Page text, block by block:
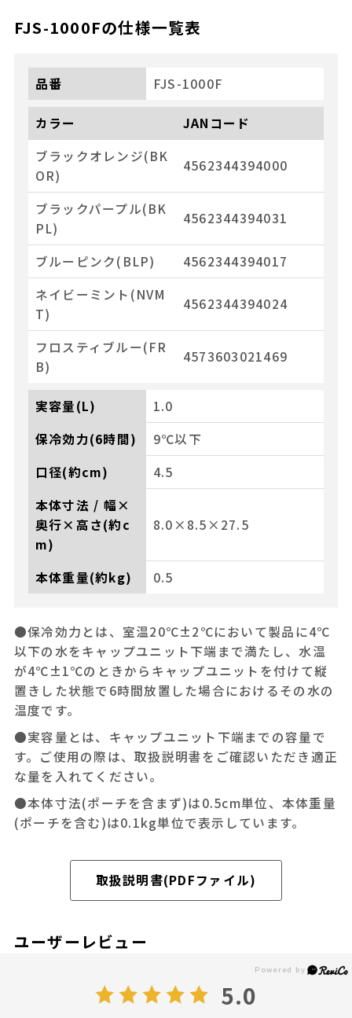
FJS-1000Fの仕様一覧表
品番 FJS-1000F
カラー
JANコード
ブラックオレンジ(BK
OR)
4562344394000
ブラックパープル(BK
PL)
4562344394031
ブルーピンク(BLP)
4562344394017
ネイビーミント(NVM
T)
4562344394024
フロスティブルー(FR
B)
4573603021469
実容量(L)
1.0
保冷効力(6時間)
9℃以下
口径(約cm)
4.5
本体寸法 / 幅×
奥行×高さ(約c
m)
8.0×8.5×27.5
本体重量(約kg) 0.5
●保冷効力とは、室温20℃±2℃において製品に4℃
以下の水をキャップユニット下端まで満たし、水温
が4℃±1℃のときからキャップユニットを付けて縦
置きした状態で6時間放置した場合におけるその水の
温度です。
●実容量とは、キャップユニット下端までの容量で
す。ご使用の際は、取扱説明書をご確認いただき適正
な量を入れてください。
●本体寸法(ポーチを含まず)は0.5cm単位、本体重量
(ポーチを含む)は0.1kg単位で表示しています。
取扱説明書(PDFファイル)
ユーザーレビュー
5.0